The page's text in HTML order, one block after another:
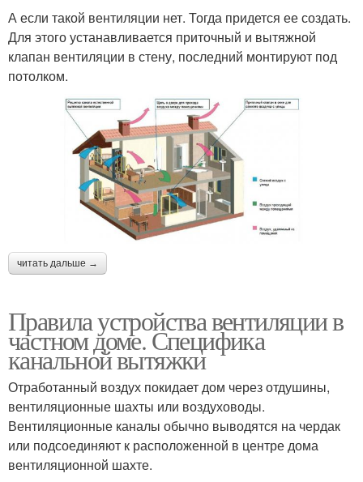
А если такой вентиляции нет. Тогда придется ее создать.
Для этого устанавливается приточный и вытяжной
клапан вентиляции в стену, последний монтируют под
потолком.
читать дальше →
Правила устройства вентиляции в
частном доме. Специфика
канальной вытяжки
Отработанный воздух покидает дом через отдушины,
вентиляционные шахты или воздуховоды.
Вентиляционные каналы обычно выводятся на чердак
или подсоединяют к расположенной в центре дома
вентиляционной шахте.